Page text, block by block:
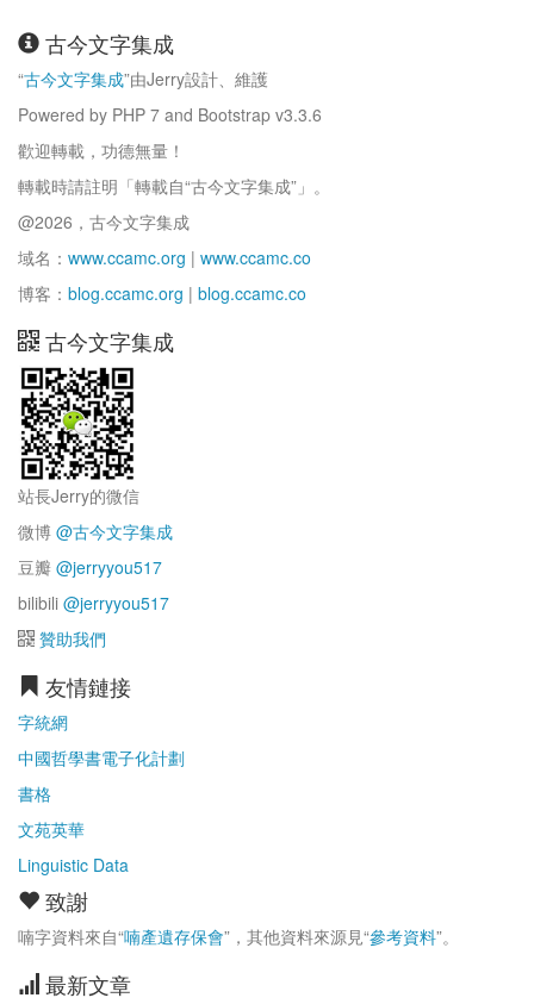
古今文字集成
“古今文字集成”由Jerry設計、維護
Powered by PHP 7 and Bootstrap v3.3.6
歡迎轉載，功德無量！
轉載時請註明「轉載自“古今文字集成”」。
@2026，古今文字集成
域名： www.ccamc.org | www.ccamc.co
博客： blog.ccamc.org | blog.ccamc.co
古今文字集成
站長Jerry的微信
微博 @古今文字集成
豆瓣 @jerryyou517
bilibili @jerryyou517
贊助我們
友情鏈接
字統網
中國哲學書電子化計劃
書格
文苑英華
Linguistic Data
致謝
喃字資料來自“喃產遺存保會”，其他資料來源見“參考資料”。
最新文章